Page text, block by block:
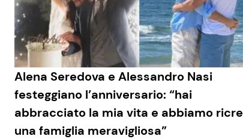
News dal mondo Casa
Moda e Style
Mondo
News
Salute
Viaggi e
Alena Seredova e Alessandro Nasi
festeggiano l’anniversario: “hai
abbracciato la mia vita e abbiamo
una famiglia meravigliosa”